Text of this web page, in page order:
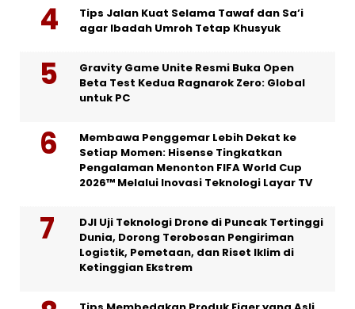
Tips Jalan Kuat Selama Tawaf dan Sa’i
agar Ibadah Umroh Tetap Khusyuk
Gravity Game Unite Resmi Buka Open
Beta Test Kedua Ragnarok Zero: Global
untuk PC
Membawa Penggemar Lebih Dekat ke
Setiap Momen: Hisense Tingkatkan
Pengalaman Menonton FIFA World Cup
2026™ Melalui Inovasi Teknologi Layar TV
DJI Uji Teknologi Drone di Puncak Tertinggi
Dunia, Dorong Terobosan Pengiriman
Logistik, Pemetaan, dan Riset Iklim di
Ketinggian Ekstrem